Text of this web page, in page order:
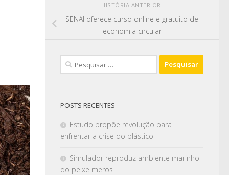
HISTÓRIA ANTERIOR
SENAI oferece curso online e gratuito de
economia circular
POSTS RECENTES
Estudo propõe revolução para
enfrentar a crise do plástico
Simulador reproduz ambiente marinho
do peixe meros